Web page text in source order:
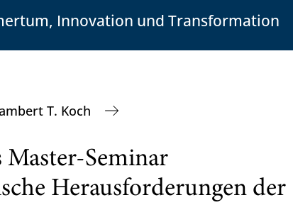
Innovation und Transformation
T. Koch
Master-Seminar
Herausforderungen der